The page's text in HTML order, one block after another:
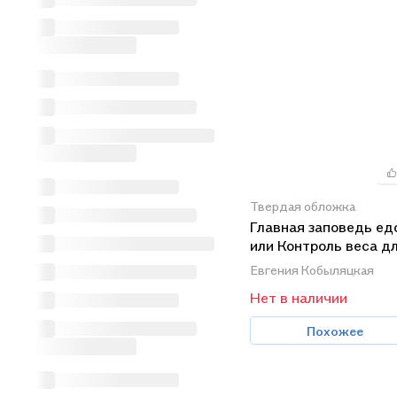
Твердая обложка
Главная заповедь
или Контроль веса
"подкованных".
Евгения Кобыляцкая
Нет в наличии
Похожее